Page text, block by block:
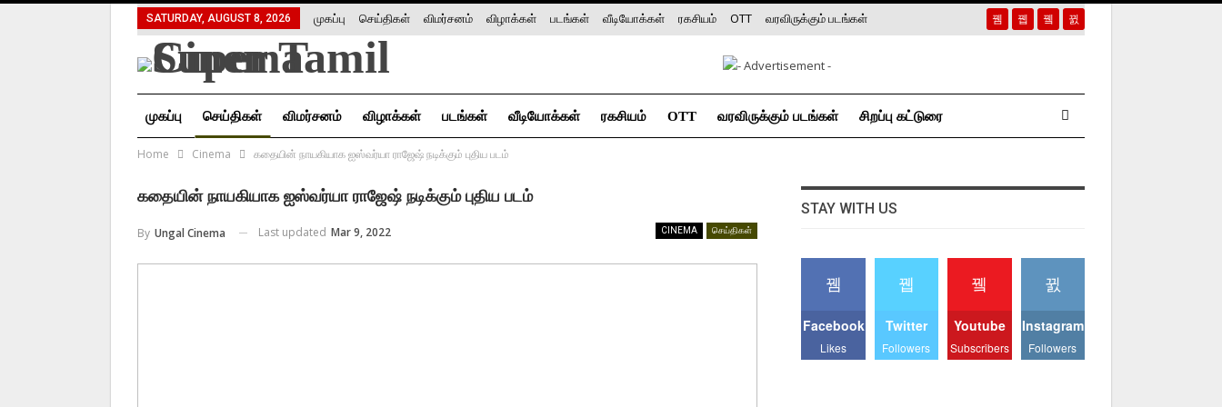
SATURDAY, AUGUST 8, 2026 முகப்பு செய்திகள் விமர்சனம் விழாக்கள் படங்கள் வீடியோக்கள் ரகசியம் OTT
வரவிருக்கும் படங்கள்
சிறப்பு கட்டுரை
சினிமா வரலாறு
முகப்பு செய்திகள் விமர்சனம் விழாக்கள் படங்கள் வீடியோக்கள் ரகசியம் OTT வரவிருக்கும் படங்கள் சிறப்பு கட்டுரை
சினிமா வரலாறு
Home Cinema கதையின் நாயகியாக ஐஸ்வர்யா ராஜேஷ் நடிக்கும் புதிய படம்
கதையின் நாயகியாக ஐஸ்வர்யா ராஜேஷ் நடிக்கும் புதிய படம்
CINEMA செய்திகள்
By Ungal Cinema Last updated Mar 9, 2022
STAY WITH US
Facebook
Likes
Twitter
Followers
Youtube
Subscribers
Instagram
Followers